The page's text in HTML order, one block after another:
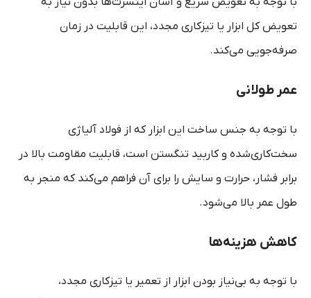
تعویض کل ابزار یا تیزکاری مجدد، این قابلیت در زمان
صرفه‌جویی می‌کند.
عمر طولانی
با توجه به جنس ساخت این ابزار که از فولاد آلیاژی
سخت‌کاری‌شده و کاربید تنگستن است، قابلیت مقاومت بالا در
برابر فشار، حرارت و سایش را برای آن فراهم می‌کند که منجر به
طول عمر بالا می‌شود.
کاهش هزینه‌ها
با توجه به بی‌نیاز بودن ابزار از تعمیر یا تیزکاری مجدد،